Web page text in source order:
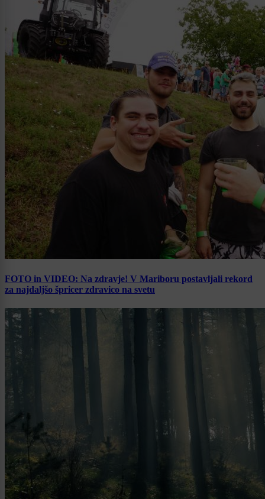
FOTO in VIDEO: Na zdravje! V Mariboru postavljali rekord
za najdaljšo špricer zdravico na svetu